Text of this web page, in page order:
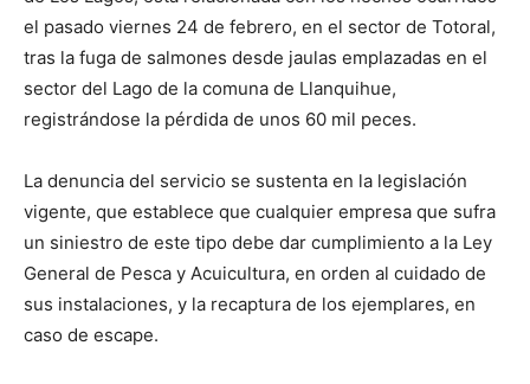
el pasado viernes 24 de febrero, en el sector de Totoral,
tras la fuga de salmones desde jaulas emplazadas en el
sector del Lago de la comuna de Llanquihue,
registrándose la pérdida de unos 60 mil peces.
La denuncia del servicio se sustenta en la legislación
vigente, que establece que cualquier empresa que sufra
un siniestro de este tipo debe dar cumplimiento a la Ley
General de Pesca y Acuicultura, en orden al cuidado de
sus instalaciones, y la recaptura de los ejemplares, en
caso de escape.